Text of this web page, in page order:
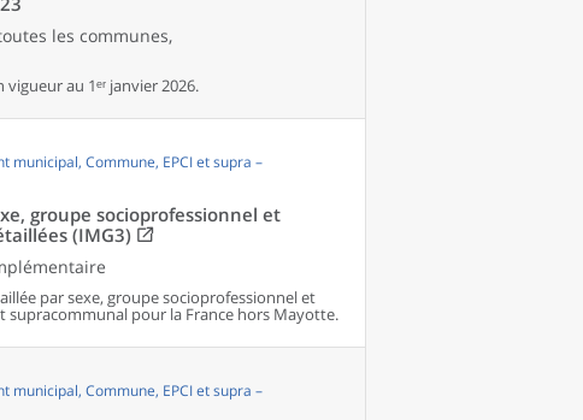
les communes,
au 1ᵉʳ janvier 2026.
municipal, Commune, EPCI et supra –
groupe socioprofessionnel et
(IMG3)
par sexe, groupe socioprofessionnel et
pour la France hors Mayotte.
municipal, Commune, EPCI et supra –